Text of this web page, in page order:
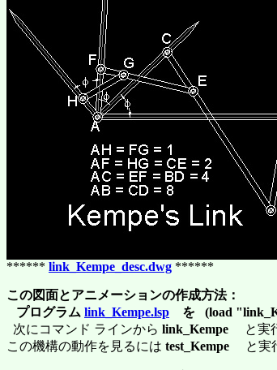
****** link_Kempe_desc.dwg ******
この図面とアニメーションの作成方法：
プログラム link_Kempe.lsp を (load
次にコマンド ラインから link_Kempe
と実
この機構の動作を見るには test_Kempe と実